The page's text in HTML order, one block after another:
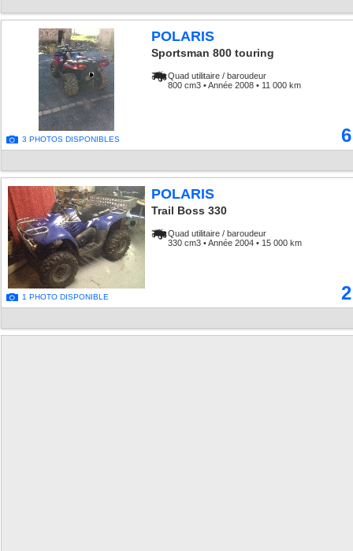
3 PHOTOS DISPONIBLES
POLARIS
Sportsman 800 touring
Quad utilitaire / baroudeur
800 cm3 • Année 2008 • 11 000 km
1 PHOTO DISPONIBLE
POLARIS
Trail Boss 330
Quad utilitaire / baroudeur
330 cm3 • Année 2004 • 15 000 km